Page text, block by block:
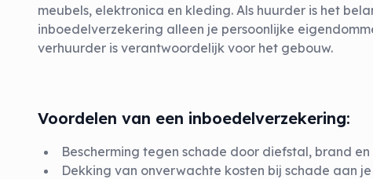
meubels, elektronica en kleding. Als huurder is het
inboedelverzekering alleen je persoonlijke
verhuurder is verantwoordelijk voor het gebouw.
Voordelen van een inboedelverzekering:
Bescherming tegen schade door diefstal, brand en
Dekking van onverwachte kosten bij schade aan